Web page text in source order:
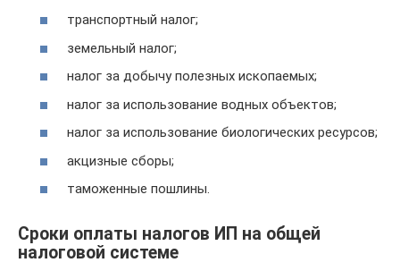
транспортный налог;
земельный налог;
налог за добычу полезных ископаемых;
налог за использование водных объектов;
налог за использование биологических ресурсов;
акцизные сборы;
таможенные пошлины.
Сроки оплаты налогов ИП на общей
налоговой системе